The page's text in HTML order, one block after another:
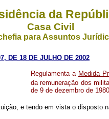
da
Casa Civil
para Assuntos
DE 18 DE JULHO DE 2002
Regulamenta a Medida
da remuneração dos
de 9 de dezembro de
e tendo em vista o disposto